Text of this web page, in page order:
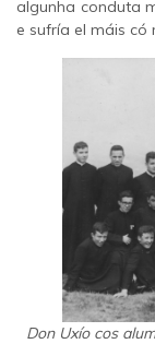
algunha conduta
e sufría el máis có
Don Uxío cos